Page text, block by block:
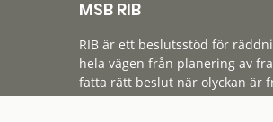
MSB RIB
RIB är ett beslutsstöd för
hela vägen från planering av
fatta rätt beslut när olyckan är